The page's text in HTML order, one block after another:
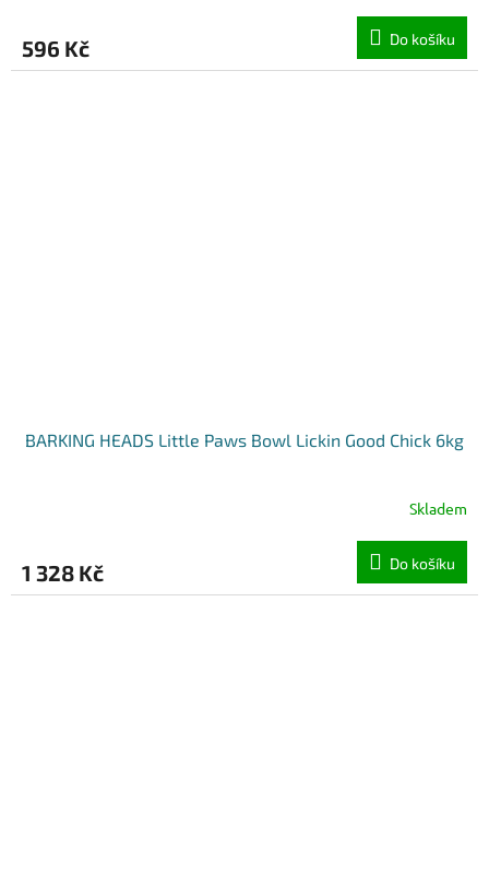
596 Kč Do košíku
BARKING HEADS Little Paws Bowl Lickin Good Chick 6kg
Skladem
1 328 Kč Do košíku